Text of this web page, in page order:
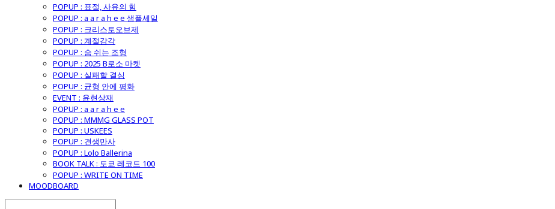
POPUP : 표절, 사유의 힘
POPUP : a a r a h e e 샘플세일
POPUP : 크리스토오브제
POPUP : 계절감각
POPUP : 숨 쉬는 조형
POPUP : 2025 B로소 마켓
POPUP : 실패할 결심
POPUP : 균형 안에 평화
EVENT : 윤현상재
POPUP : a a r a h e e
POPUP : MMMG GLASS POT
POPUP : USKEES
POPUP : 견생만사
POPUP : Lolo Ballerina
BOOK TALK : 도쿄 레코드 100
POPUP : WRITE ON TIME
MOODBOARD